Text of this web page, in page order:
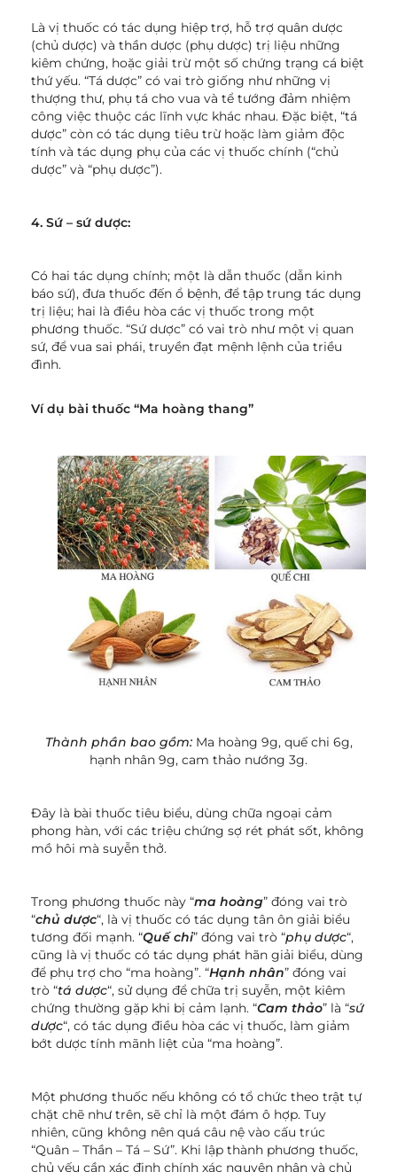
Là vị thuốc có tác dụng hiệp trợ, hỗ trợ quân dược
(chủ dược) và thần dược (phụ dược) trị liệu những
kiêm chứng, hoặc giải trừ một số chứng trạng cá biệt
thứ yếu. “Tá dược” có vai trò giống như những vị
thượng thư, phụ tá cho vua và tể tướng đảm nhiệm
công việc thuộc các lĩnh vực khác nhau. Đặc biệt, “tá
dược” còn có tác dụng tiêu trừ hoặc làm giảm độc
tính và tác dụng phụ của các vị thuốc chính (“chủ
dược” và “phụ dược”).
4. Sứ – sứ dược:
Có hai tác dụng chính; một là dẫn thuốc (dẫn kinh
báo sứ), đưa thuốc đến ổ bệnh, để tập trung tác dụng
trị liệu; hai là điều hòa các vị thuốc trong một
phương thuốc. “Sứ dược” có vai trò như một vị quan
sứ, để vua sai phái, truyền đạt mệnh lệnh của triều
đình.
Ví dụ bài thuốc “Ma hoàng thang”
Thành phần bao gồm:Ma hoàng 9g, quế chi 6g,
hạnh nhân 9g, cam thảo nướng 3g.
Đây là bài thuốc tiêu biểu, dùng chữa ngoại cảm
phong hàn, với các triệu chứng sợ rét phát sốt, không
mồ hôi mà suyễn thở.
Trong phương thuốc này “ma hoàng” đóng vai trò
“chủ dược“, là vị thuốc có tác dụng tân ôn giải biểu
tương đối mạnh. “Quế chi” đóng vai trò “phụ dược“,
cũng là vị thuốc có tác dụng phát hãn giải biểu, dùng
để phụ trợ cho “ma hoàng”. “Hạnh nhân” đóng vai
trò “tá dược“, sử dụng để chữa trị suyễn, một kiêm
chứng thường gặp khi bị cảm lạnh. “Cam thảo” là “sứ
dược“, có tác dụng điều hòa các vị thuốc, làm giảm
bớt dược tính mãnh liệt của “ma hoàng”.
Một phương thuốc nếu không có tổ chức theo trật tự
chặt chẽ như trên, sẽ chỉ là một đám ô hợp. Tuy
nhiên, cũng không nên quá câu nệ vào cấu trúc
“Quân – Thần – Tá – Sứ”. Khi lập thành phương thuốc,
chủ yếu cần xác định chính xác nguyên nhân và chủ